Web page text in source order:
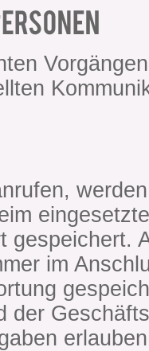
gespeichert.
im
der